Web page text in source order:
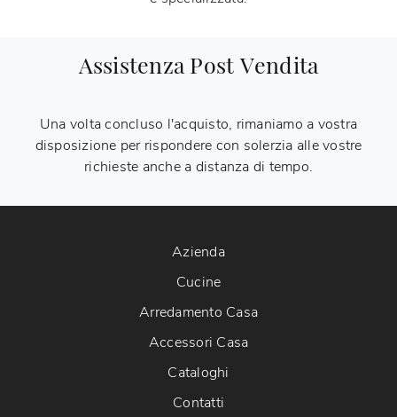
Assistenza Post Vendita
Una volta concluso l'acquisto, rimaniamo a vostra
disposizione per rispondere con solerzia alle vostre
richieste anche a distanza di tempo.
Azienda
Cucine
Arredamento Casa
Accessori Casa
Cataloghi
Contatti